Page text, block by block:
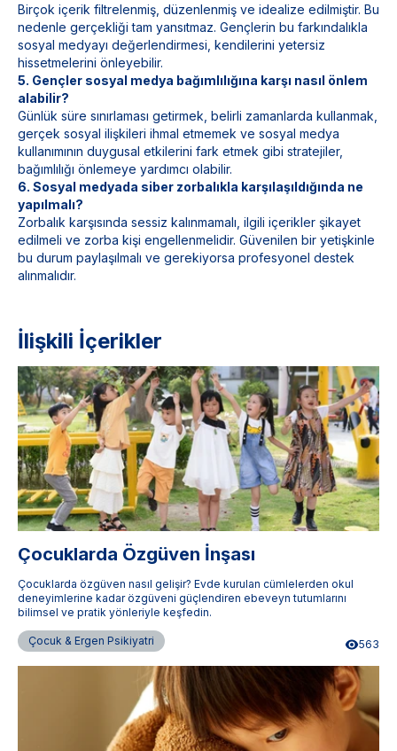
Birçok içerik filtrelenmiş, düzenlenmiş ve idealize edilmiştir. Bu
nedenle gerçekliği tam yansıtmaz. Gençlerin bu farkındalıkla
sosyal medyayı değerlendirmesi, kendilerini yetersiz
hissetmelerini önleyebilir.
5. Gençler sosyal medya bağımlılığına karşı nasıl önlem
alabilir?
Günlük süre sınırlaması getirmek, belirli zamanlarda kullanmak,
gerçek sosyal ilişkileri ihmal etmemek ve sosyal medya
kullanımının duygusal etkilerini fark etmek gibi stratejiler,
bağımlılığı önlemeye yardımcı olabilir.
6. Sosyal medyada siber zorbalıkla karşılaşıldığında ne
yapılmalı?
Zorbalık karşısında sessiz kalınmamalı, ilgili içerikler şikayet
edilmeli ve zorba kişi engellenmelidir. Güvenilen bir yetişkinle
bu durum paylaşılmalı ve gerekiyorsa profesyonel destek
alınmalıdır.
İlişkili İçerikler
Çocuklarda Özgüven İnşası
Çocuklarda özgüven nasıl gelişir? Evde kurulan cümlelerden okul
deneyimlerine kadar özgüveni güçlendiren ebeveyn tutumlarını
bilimsel ve pratik yönleriyle keşfedin.
Çocuk & Ergen Psikiyatri 563